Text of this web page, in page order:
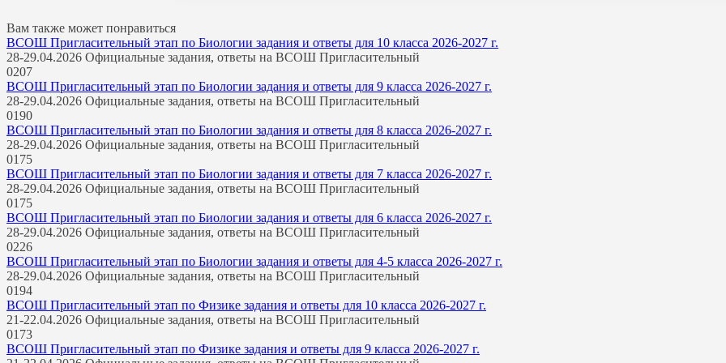
Вам также может понравиться
ВСОШ Пригласительный этап по Биологии задания и ответы для 10 класса 2026-2027 г.
28-29.04.2026 Официальные задания, ответы на ВСОШ Пригласительный
0207
ВСОШ Пригласительный этап по Биологии задания и ответы для 9 класса 2026-2027 г.
28-29.04.2026 Официальные задания, ответы на ВСОШ Пригласительный
0190
ВСОШ Пригласительный этап по Биологии задания и ответы для 8 класса 2026-2027 г.
28-29.04.2026 Официальные задания, ответы на ВСОШ Пригласительный
0175
ВСОШ Пригласительный этап по Биологии задания и ответы для 7 класса 2026-2027 г.
28-29.04.2026 Официальные задания, ответы на ВСОШ Пригласительный
0175
ВСОШ Пригласительный этап по Биологии задания и ответы для 6 класса 2026-2027 г.
28-29.04.2026 Официальные задания, ответы на ВСОШ Пригласительный
0226
ВСОШ Пригласительный этап по Биологии задания и ответы для 4-5 класса 2026-2027 г.
28-29.04.2026 Официальные задания, ответы на ВСОШ Пригласительный
0194
ВСОШ Пригласительный этап по Физике задания и ответы для 10 класса 2026-2027 г.
21-22.04.2026 Официальные задания, ответы на ВСОШ Пригласительный
0173
ВСОШ Пригласительный этап по Физике задания и ответы для 9 класса 2026-2027 г.